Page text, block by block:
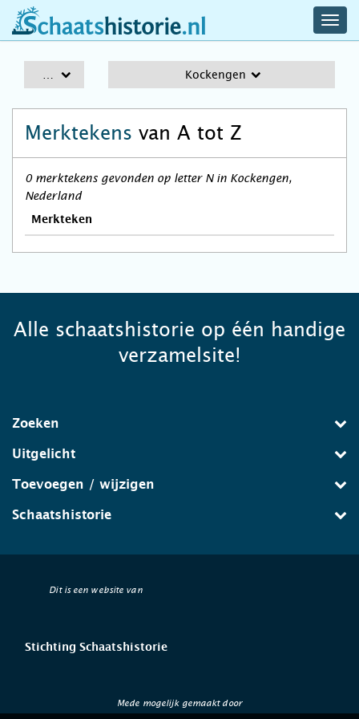
schaatshistorie.nl
Kockengen
Merktekens van A tot Z
0 merktekens gevonden op letter N in Kockengen,
Nederland
Merkteken
Alle schaatshistorie op één handige
verzamelsite!
Zoeken
Uitgelicht
Toevoegen / wijzigen
Schaatshistorie
Dit is een website van
Stichting Schaatshistorie
Mede mogelijk gemaakt door